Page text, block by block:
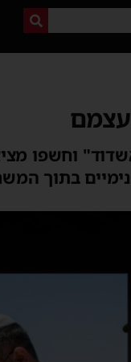
עצמם
וחשפו
בתוך